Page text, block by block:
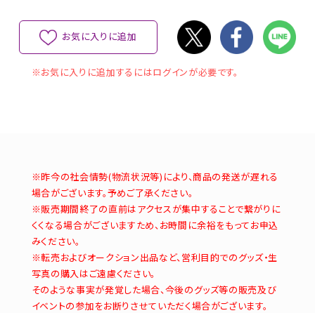
お気に入りに追加
※お気に入りに追加するにはログインが必要です。
※昨今の社会情勢(物流状況等)により、商品の発送が遅れる
場合がございます。予めご了承ください。
※販売期間終了の直前はアクセスが集中することで繋がりに
くくなる場合がございますため、お時間に余裕をもってお申込
みください。
※転売およびオークション出品など、営利目的でのグッズ・生
写真の購入はご遠慮ください。
そのような事実が発覚した場合、今後のグッズ等の販売及び
イベントの参加をお断りさせていただく場合がございます。